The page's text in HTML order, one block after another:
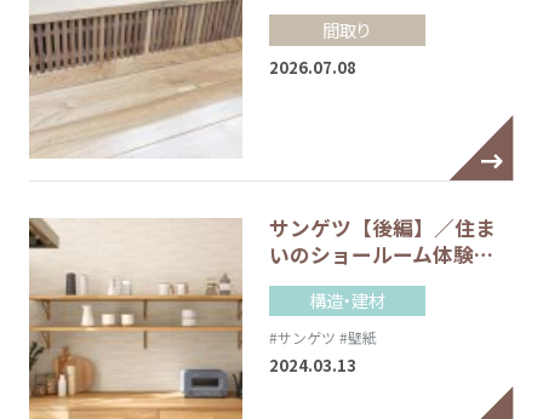
間取り
2026.07.08
サンゲツ【後編】／住ま
いのショールーム体験…
構造・建材
#サンゲツ #壁紙
2024.03.13